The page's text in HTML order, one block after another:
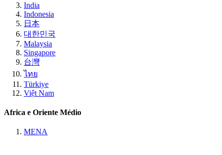
India
Indonesia
日本
대한민국
Malaysia
Singapore
台灣
ไทย
Türkiye
Việt Nam
Africa e Oriente Médio
MENA